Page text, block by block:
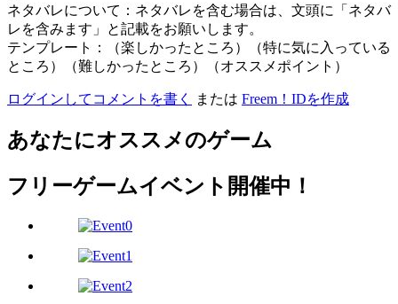
ネタバレについて：ネタバレを含む場合は、文頭に「ネタバ
レを含みます」と記載をお願いします。
テンプレート：（楽しかったところ）（特に気に入っている
ところ）（難しかったところ）（オススメポイント）
ログインしてコメントを書く または Freem！IDを作成
あなたにオススメのゲーム
フリーゲームイベント開催中！